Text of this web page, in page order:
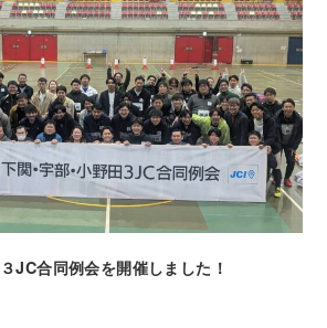
JC合同例会を開催しました！